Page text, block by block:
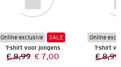
Online exclusive
SALE
T-shirt voor jongens
Vorige prijs:
€ 8,99 Nieuwe prijs:
€ 7,00
Online
T-shirt
€ 8,99